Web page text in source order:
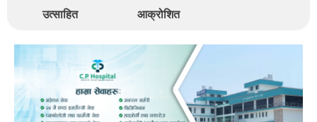
उत्साहित आक्रोशित